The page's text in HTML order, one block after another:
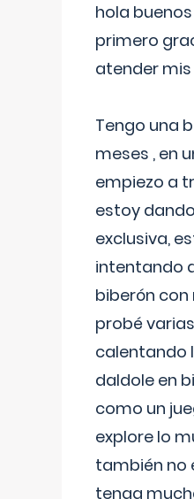
hola
primero
atender
Tengo una
meses , en
empiezo a
estoy
exclusiva,
intentando
biberón con
probé
calentando
daldole en
como un
explore lo
también no
tenga